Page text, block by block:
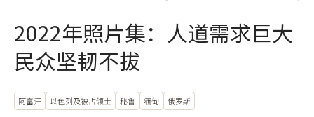
2022年照片集：人道需求巨大
民众坚韧不拔
阿富汗 以色列及被占领土 秘鲁 缅甸 俄罗斯